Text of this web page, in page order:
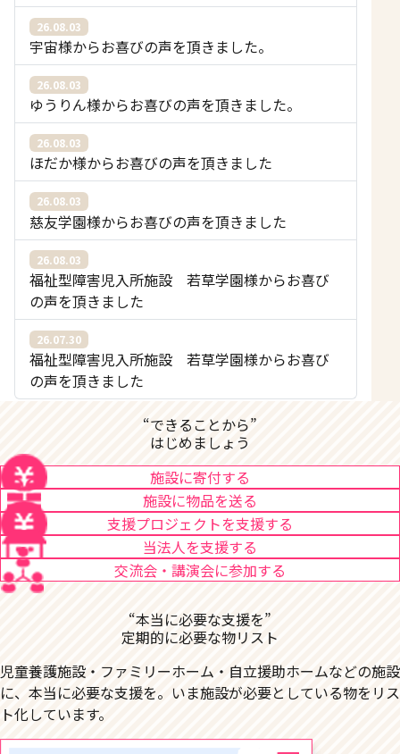
26.08.03
宇宙様からお喜びの声を頂きました。
26.08.03
ゆうりん様からお喜びの声を頂きました。
26.08.03
ほだか様からお喜びの声を頂きました
26.08.03
慈友学園様からお喜びの声を頂きました
26.08.03
福祉型障害児入所施設 若草学園様からお喜び
の声を頂きました
26.07.30
福祉型障害児入所施設 若草学園様からお喜び
の声を頂きました
“できることから”
はじめましょう
施設に寄付する
施設に物品を送る
支援プロジェクトを支援する
当法人を支援する
交流会・講演会に参加する
“本当に必要な支援を”
定期的に必要な物リスト
児童養護施設・ファミリーホーム・自立援助ホームなどの施設
に、本当に必要な支援を。いま施設が必要としている物をリス
ト化しています。